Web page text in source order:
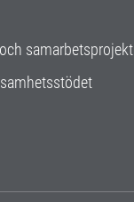
samarbetsprojekt